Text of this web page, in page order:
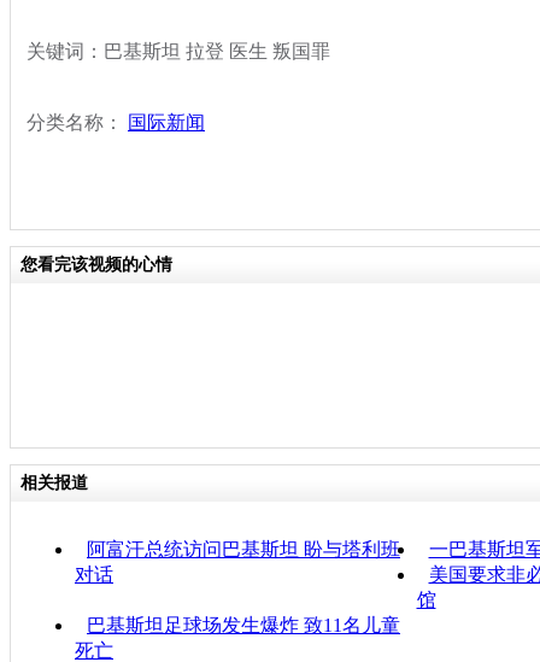
关键词：巴基斯坦 拉登 医生 叛国罪
分类名称： 国际新闻
您看完该视频的心情
相关报道
阿富汗总统访问巴基斯坦 盼与塔利班
对话
一巴基斯坦
美国要求非
馆
巴基斯坦足球场发生爆炸 致11名儿童
死亡